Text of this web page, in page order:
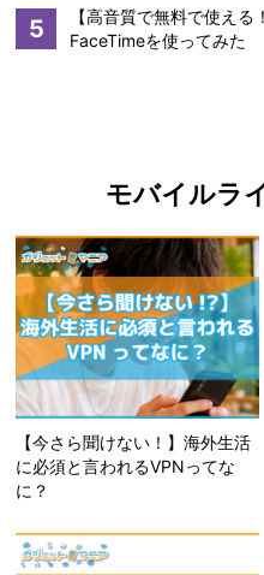
5
【高音質で無料で使える
FaceTimeを使ってみた
モバイルラ
【今さら聞けない！】海外生活
に必須と言われるVPNってな
に？